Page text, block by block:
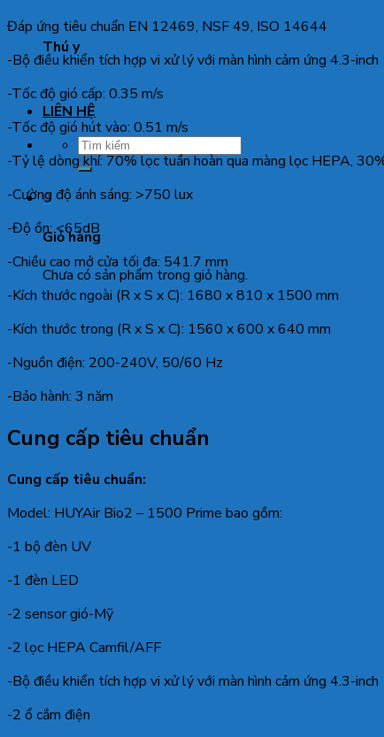
Thú y
LIÊN HỆ
Tìm
kiếm:
0
Giỏ hàng
Chưa có sản phẩm trong giỏ hàng.
Đáp ứng tiêu chuẩn EN 12469, NSF 49, ISO 14644
-Bộ điều khiển tích hợp vi xử lý với màn hình cảm ứng 4.3-inch
-Tốc độ gió cấp: 0.35 m/s
-Tốc độ gió hút vào: 0.51 m/s
-Tỷ lệ dòng khí: 70% lọc tuần hoàn qua màng lọc HEPA,
-Cường độ ánh sáng: >750 lux
-Độ ồn: <65dB
-Chiều cao mở cửa tối đa: 541.7 mm
-Kích thước ngoài (R x S x C): 1680 x 810 x 1500 mm
-Kích thước trong (R x S x C): 1560 x 600 x 640 mm
-Nguồn điện: 200-240V, 50/60 Hz
-Bảo hành: 3 năm
Cung cấp tiêu chuẩn
Cung cấp tiêu chuẩn:
Model: HUYAir Bio2 – 1500 Prime bao gồm:
-1 bộ đèn UV
-1 đèn LED
-2 sensor gió-Mỹ
-2 lọc HEPA Camfil/AFF
-Bộ điều khiển tích hợp vi xử lý với màn hình cảm ứng 4.3-inch
-2 ổ cắm điện